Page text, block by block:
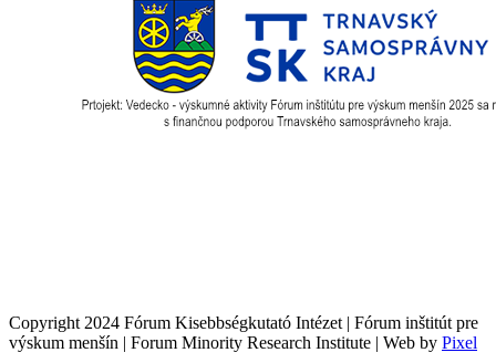
Copyright 2024 Fórum Kisebbségkutató Intézet | Fórum inštitút pre
výskum menšín | Forum Minority Research Institute | Web by Pixel